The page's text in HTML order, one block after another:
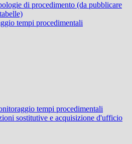
di procedimento (da pubblicare
tempi procedimentali
tempi procedimentali
sostitutive e acquisizione d'ufficio